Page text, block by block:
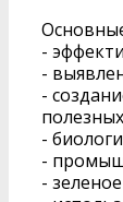
-
-
-
-
-
-